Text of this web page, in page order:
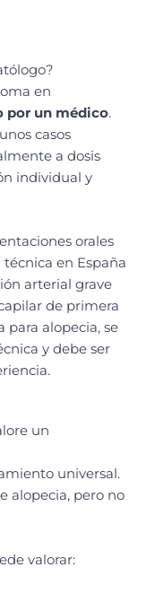
en
por un médico.
casos
a dosis
individual y
orales
en España
arterial grave
de primera
para alopecia, se
y debe ser
un
universal.
alopecia, pero no
valorar: